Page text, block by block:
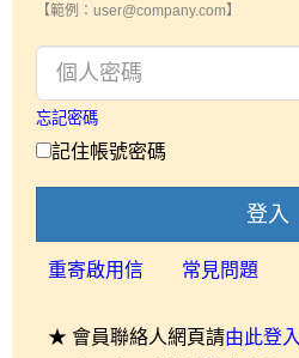
【範例：user@company.com】
忘記密碼
記住帳號密碼
登入
重寄啟用信 常見問題
★ 會員聯絡人網頁請由此登入